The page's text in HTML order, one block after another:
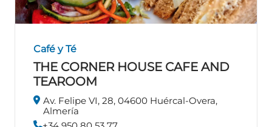
Café y Té
THE CORNER HOUSE CAFE AND
TEAROOM
Av. Felipe VI, 28, 04600 Huércal-Overa,
Almería